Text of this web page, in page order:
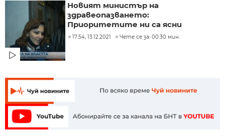
Новият министър на
здравеопазването:
Приоритетите ни са ясни
17:54, 13.12.2021 Чете се за: 00:30 мин.